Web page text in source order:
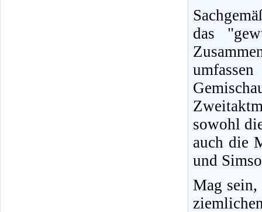
das
sowohl
auch die
und
Mag sein,